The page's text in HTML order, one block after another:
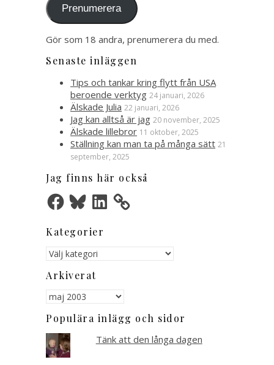
Prenumerera
Gör som 18 andra, prenumerera du med.
Senaste inläggen
Tips och tankar kring flytt från USA
beroende verktyg 24 januari, 2026
Älskade Julia 22 januari, 2026
Jag kan alltså är jag 20 november, 2025
Älskade lillebror 11 oktober, 2025
Ställning kan man ta på många sätt 21
september, 2025
Jag finns här också
FacebookBlueskyLinkedIn
Kategorier
Kategorier
Arkiverat
Arkiverat
Populära inlägg och sidor
Tänk att den långa dagen